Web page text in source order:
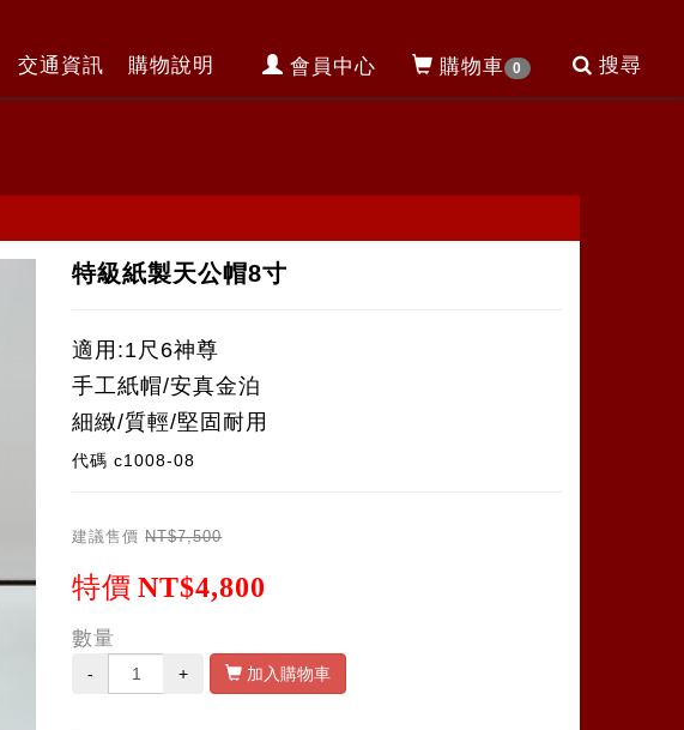
會員中心 購物車 0 搜尋
交通資訊 購物說明
特級紙製天公帽8寸
適用:1尺6神尊
手工紙帽/安真金泊
細緻/質輕/堅固耐用
代碼c1008-08
建議售價 NT$7,500
特價 NT$4,800
數量
- + 加入購物車